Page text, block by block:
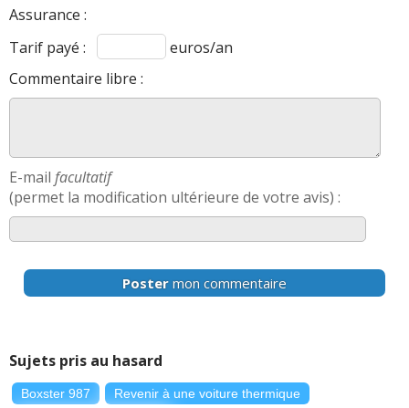
Assurance :
Tarif payé :
euros/an
Commentaire libre :
E-mail facultatif
(permet la modification ultérieure de votre avis) :
Poster mon commentaire
Sujets pris au hasard
Boxster 987
Revenir à une voiture thermique